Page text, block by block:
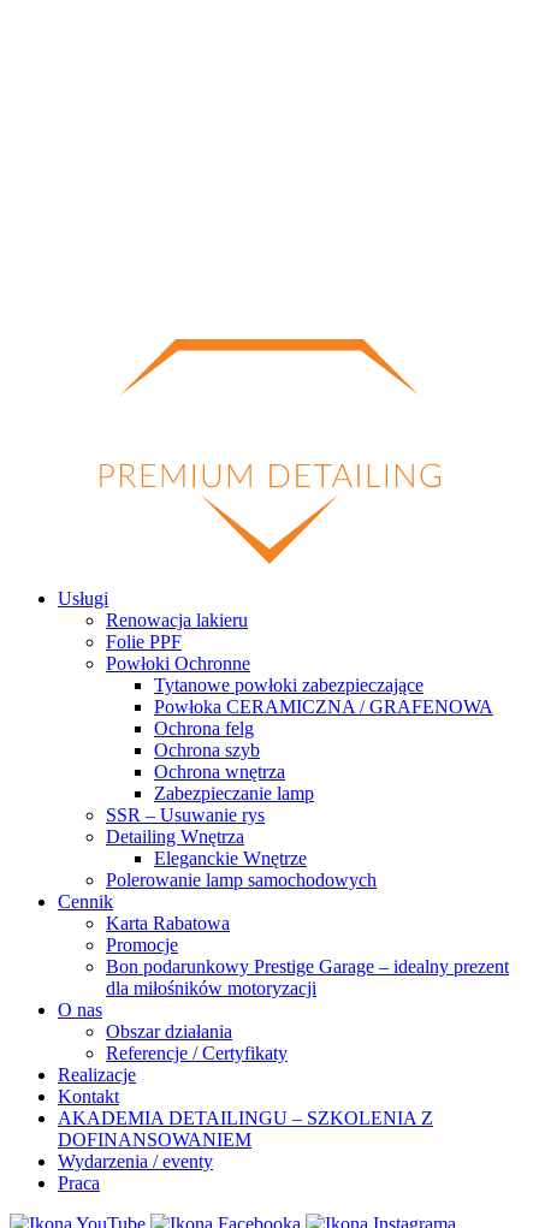
Usługi
Renowacja lakieru
Folie PPF
Powłoki Ochronne
Tytanowe powłoki zabezpieczające
Powłoka CERAMICZNA / GRAFENOWA
Ochrona felg
Ochrona szyb
Ochrona wnętrza
Zabezpieczanie lamp
SSR – Usuwanie rys
Detailing Wnętrza
Eleganckie Wnętrze
Polerowanie lamp samochodowych
Cennik
Karta Rabatowa
Promocje
Bon podarunkowy Prestige Garage – idealny prezent
dla miłośników motoryzacji
O nas
Obszar działania
Referencje / Certyfikaty
Realizacje
Kontakt
AKADEMIA DETAILINGU – SZKOLENIA Z
DOFINANSOWANIEM
Wydarzenia / eventy
Praca